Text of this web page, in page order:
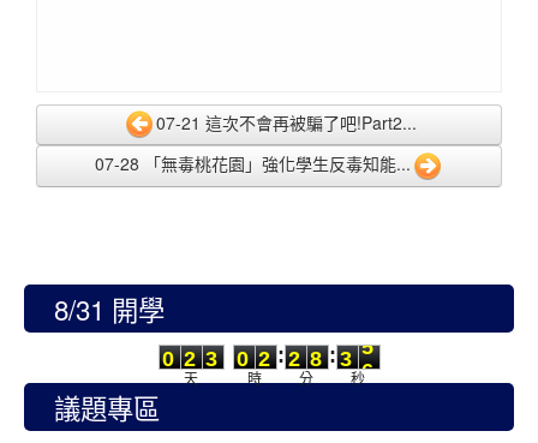
07-21 這次不會再被騙了吧!Part2...
07-28 「無毒桃花園」強化學生反毒知能...
8/31 開學
0
0
2
2
3
3
天
0
0
2
2
時
:
2
2
8
8
分
:
3
3
5
5
秒
議題專區